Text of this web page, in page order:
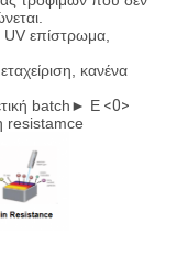
UV επίστρωμα,
κανένα
batch► Ε<0>
resistamce